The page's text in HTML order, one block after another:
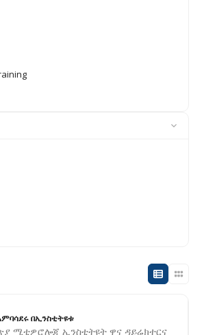
በኢንስቲትዩቱ
ሚቲዎሮሎጂ ኢንስቲትዩት ዋና ዳይሬክተርና